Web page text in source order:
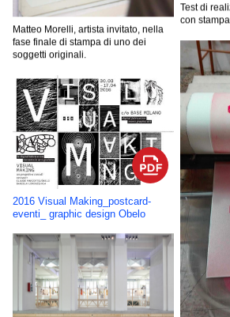
Matteo Morelli, artista invitato, nella
fase finale di stampa di uno dei
soggetti originali.
Test di
con
2016 Visual Making_postcard-
eventi_ graphic design Obelo